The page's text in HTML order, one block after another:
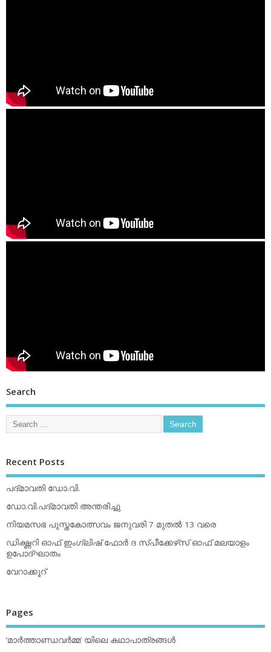
Search
Recent Posts
പദ്മാവതി ഡോ.വി.
ഡോ.വി.പദ്മാവതി അന്തരിച്ചു
നിയമസഭ പുസ്തകോത്സവം ജനുവരി 7 മുതല്‍ 13 വരെ
ഡിക്ഷ്ണറി ഓഫ് ഇംഗ്ലിഷ് ഫോര്‍ ദ സ്പീക്കേഴ്‌സ് ഓഫ് മലയാളം
ഉപോദ്ഘാതം
വേറാക്കൂറ്
Pages
‘മാര്‍ത്താണ്ഡവര്‍മ്മ’ യിലെ കഥാപാത്രങ്ങള്‍